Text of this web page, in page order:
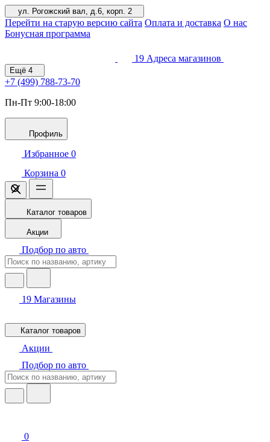
ул. Рогожский вал, д.6, корп. 2
Перейти на старую версию сайта Оплата и доставка О нас
Бонусная программа
19 Адреса магазинов
Ещё 4
+7 (499) 788-73-70
Пн-Пт 9:00-18:00
Профиль
Избранное 0
Корзина 0
Каталог товаров
Акции
Подбор по авто
19 Магазины
Каталог товаров
Акции
Подбор по авто
0